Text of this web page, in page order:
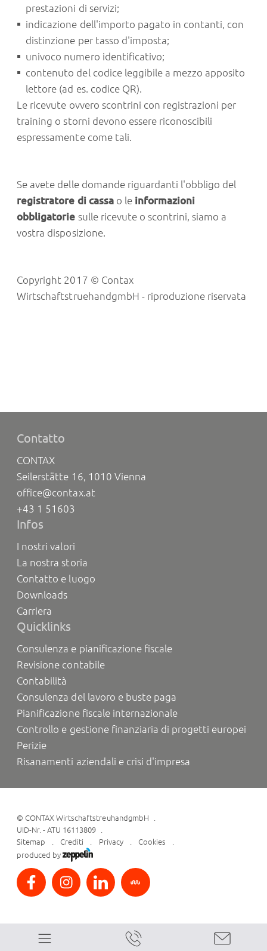
prestazioni di servizi;
indicazione dell'importo pagato in contanti, con
distinzione per tasso d'imposta;
univoco numero identificativo;
contenuto del codice leggibile a mezzo apposito
lettore (ad es. codice QR).
Le ricevute ovvero scontrini con registrazioni per
training o storni devono essere riconoscibili
espressamente come tali.
Se avete delle domande riguardanti l'obbligo del
registratore di cassao le informazioni
obbligatorie sulle ricevute o scontrini, siamo a
vostra disposizione.
Copyright 2017 © Contax
WirtschaftstruehandgmbH - riproduzione riservata
Contatto
CONTAX
Seilerstätte 16, 1010 Vienna
office@contax.at
+43 1 51603
Infos
I nostri valori
La nostra storia
Contatto e luogo
Downloads
Carriera
Quicklinks
Consulenza e pianificazione fiscale
Revisione contabile
Contabilità
Consulenza del lavoro e buste paga
Pianificazione fiscale internazionale
Controllo e gestione finanziaria di progetti europei
Perizie
Risanamenti aziendali e crisi d'impresa
©CONTAX WirtschaftstreuhandgmbH
UID-Nr. - ATU 16113809
Sitemap
Crediti Privacy
Cookies
produced by